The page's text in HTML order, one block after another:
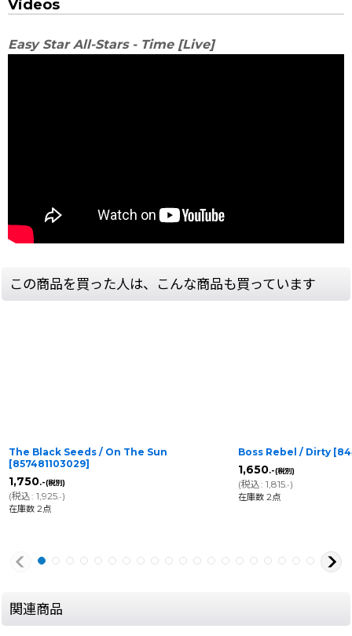
Videos
Easy Star All-Stars - Time [Live]
この商品を買った人は、こんな商品も買っています
The Black Seeds / On The Sun
[857481103029]
1,750.-(税別)
(税込: 1,925.-)
在庫数 2点
Boss Rebel / Dirty [
1,650.-(税別)
(税込: 1,815.-)
在庫数 2点
関連商品